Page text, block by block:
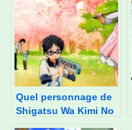
Quel personnage de
Shigatsu Wa Kimi No